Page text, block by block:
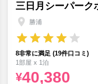
三日月シーパーク
勝浦
8非常に満足 (19件口コミ)
1部屋 x 1泊
¥40,380